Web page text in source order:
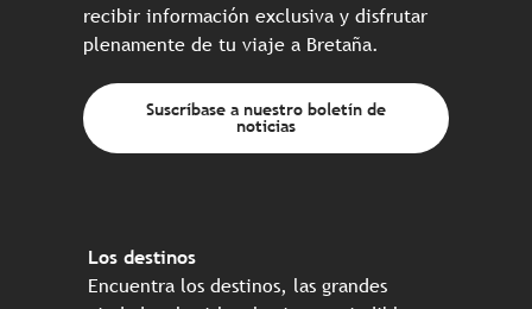
recibir información exclusiva y disfrutar
plenamente de tu viaje a Bretaña.
Suscríbase a nuestro boletín de
noticias
Los destinos
Encuentra los destinos, las grandes